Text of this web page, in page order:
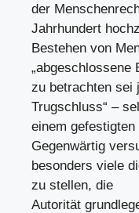
der
Jahrhundert
Bestehen von
„abgeschlossene
zu betrachten sei
Trugschluss“ –
einem
Gegenwärtig
besonders viele
zu stellen, die
Autorität